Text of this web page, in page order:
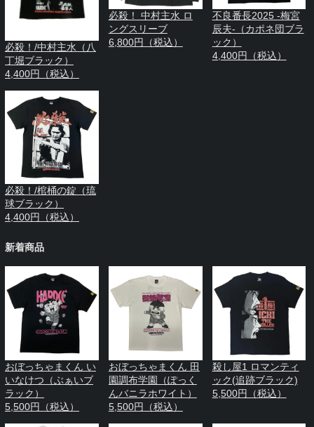
必殺！/中村主水（八
丁堀ブラック）
4,400円（税込）
必殺！ 中村主水 ロ
ングスリーブ
6,800円（税込）
不良番長2025 -梅宮
辰夫-（カポネ団ブラ
ック）
4,400円（税込）
必殺！/棺桶の錠（琉
球ブラック）
4,400円（税込）
新着商品
おぼっちゃまくん い
いなけつ（ぶぁいブ
ラック）
5,500円（税込）
おぼっちゃまくん 田
園調布学園（ぽっく
んバニラホワイト）
5,500円（税込）
殺し屋1 ロマンティ
ック(追跡ブラック)
5,500円（税込）